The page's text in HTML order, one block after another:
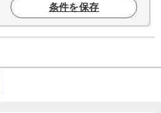
条件を保存